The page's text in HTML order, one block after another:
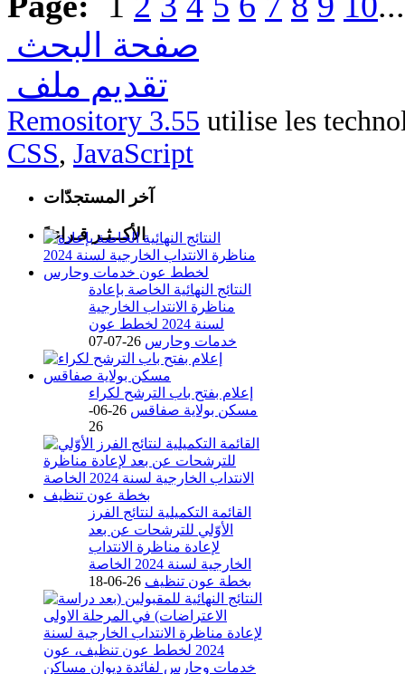
صفحة البحث
تقديم ملف
Remository 3.55 utilise les
CSS, JavaScript
آخر المستجدّات
الأكــثـر قـراءةً
النتائج النهائية الخاصة بإعادة
مناظرة الانتداب الخارجية
لسنة 2024 لخطط عون
خدمات وحارس 26-07-07
إعلام بفتح باب الترشح لكراء
مسكن بولاية صفاقس
26-06-
26
القائمة التكميلية لنتائج الفرز
الأوّلي للترشحات عن بعد
لإعادة مناظرة الانتداب
الخارجية لسنة 2024 الخاصة
بخطة عون تنظيف 26-06-18